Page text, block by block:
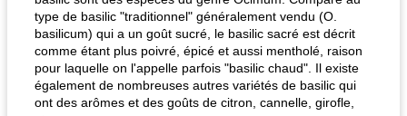
type de basilic "traditionnel" généralement vendu (O.
basilicum) qui a un goût sucré, le basilic sacré est décrit
comme étant plus poivré, épicé et aussi mentholé, raison
pour laquelle on l'appelle parfois "basilic chaud". Il existe
également de nombreuses autres variétés de basilic qui
ont des arômes et des goûts de citron, cannelle, girofle,